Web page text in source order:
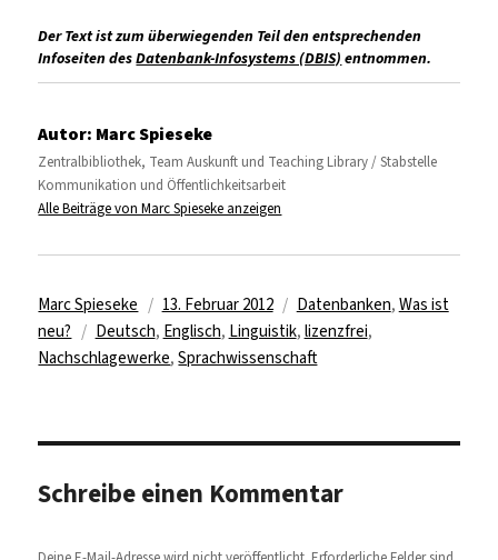
Der Text ist zum überwiegenden Teil den entsprechenden
Infoseiten desDatenbank-Infosystems (DBIS) entnommen.
Autor: Marc Spieseke
Zentralbibliothek, Team Auskunft und Teaching Library / Stabstelle
Kommunikation und Öffentlichkeitsarbeit
Alle Beiträge von Marc Spieseke anzeigen
Autor
Marc Spieseke
Veröffentlicht
am
13. Februar 2012 Kategorien
Datenbanken, Was ist
neu?
Schlagwörter
Deutsch, Englisch, Linguistik, lizenzfrei,
Nachschlagewerke,Sprachwissenschaft
Schreibe einen Kommentar